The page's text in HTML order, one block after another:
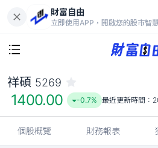
財富自由
立即使用APP，開啟您的股市智
1400.00
-0.7%
祥碩 5269
1400.00 -0.7% 最近更新時間：
個股概覽 財務報表